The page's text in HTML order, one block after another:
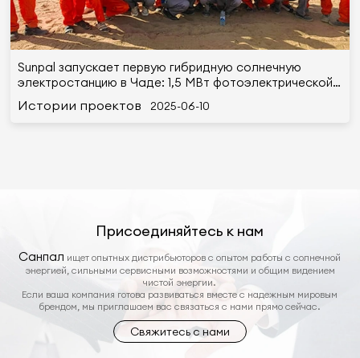
Sunpal запускает первую гибридную солнечную
электростанцию в Чаде: 1,5 МВт фотоэлектрической
энергии + 4,2 МВт-ч накопитель
Истории проектов 2025-06-10
Присоединяйтесь к нам
Санпал ищет опытных дистрибьюторов с опытом работы с солнечной
энергией, сильными сервисными возможностями и общим видением
чистой энергии.
Если ваша компания готова развиваться вместе с надежным мировым
брендом, мы приглашаем вас связаться с нами прямо сейчас.
Свяжитесь с нами